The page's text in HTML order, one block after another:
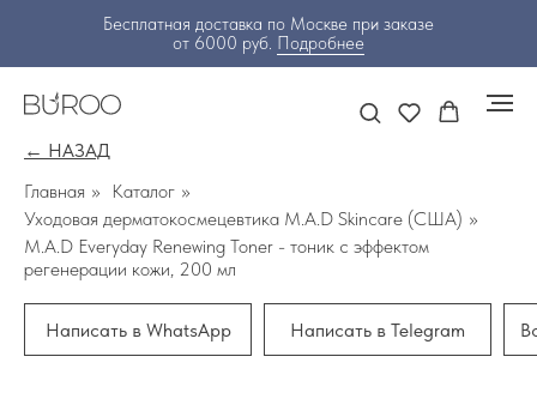
Бесплатная доставка по Москве при заказе
от 6000 руб. Подробнее
← НАЗАД
Главная » Каталог »
Уходовая дерматокосмецевтика M.A.D Skincare (США) »
M.A.D Everyday Renewing Toner - тоник с эффектом
регенерации кожи, 200 мл
Написать в Telegram
Написать в WhatsApp